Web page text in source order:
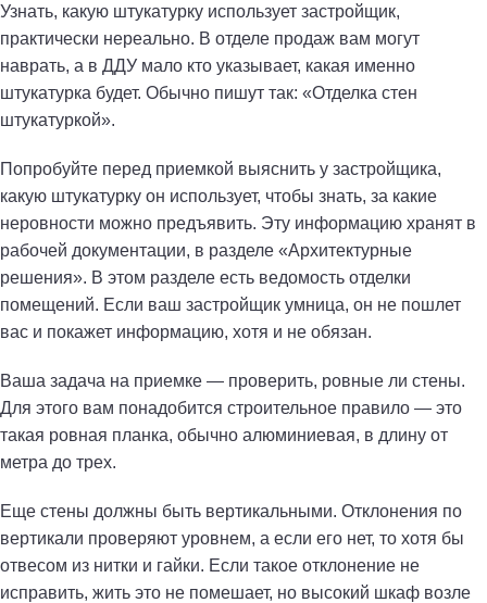
Узнать, какую штукатурку использует застройщик,
практически нереально. В отделе продаж вам могут
наврать, а в ДДУ мало кто указывает, какая именно
штукатурка будет. Обычно пишут так: «Отделка стен
штукатуркой».
Попробуйте перед приемкой выяснить у застройщика,
какую штукатурку он использует, чтобы знать, за какие
неровности можно предъявить. Эту информацию хранят в
рабочей документации, в разделе «Архитектурные
решения». В этом разделе есть ведомость отделки
помещений. Если ваш застройщик умница, он не пошлет
вас и покажет информацию, хотя и не обязан.
Ваша задача на приемке — проверить, ровные ли стены.
Для этого вам понадобится строительное правило — это
такая ровная планка, обычно алюминиевая, в длину от
метра до трех.
Еще стены должны быть вертикальными. Отклонения по
вертикали проверяют уровнем, а если его нет, то хотя бы
отвесом из нитки и гайки. Если такое отклонение не
исправить, жить это не помешает, но высокий шкаф возле